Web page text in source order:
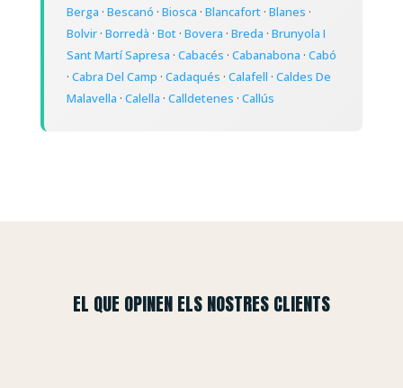
Berga · Bescanó · Biosca · Blancafort· Blanes ·
Bolvir· Borredà · Bot· Bovera · Breda · Brunyola I
Sant Martí Sapresa · Cabacés · Cabanabona · Cabó
· Cabra Del Camp · Cadaqués · Calafell · Caldes De
Malavella · Calella · Calldetenes · Callús
EL QUE OPINEN ELS NOSTRES CLIENTS